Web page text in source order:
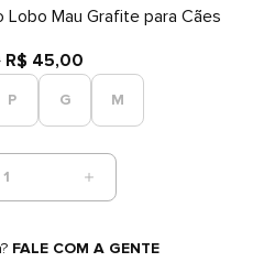
Lobo Mau Grafite para Cães
R$ 45,00
P G M
1
FALE COM A GENTE